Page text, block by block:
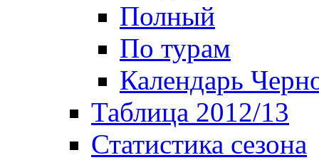
Полный
По турам
Календарь
Таблица 2012/13
Статистика сезона